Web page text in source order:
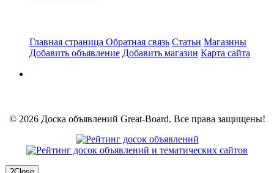
Главная страница Обратная связь Статьи Магазины
Добавить объявление Добавить магазин Карта сайта
© 2026 Доска объявлений Great-Board. Все права защищены!